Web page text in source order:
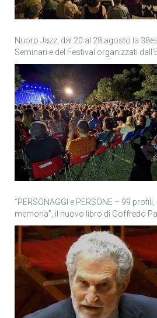
Nuoro Jazz, dal 20 al 28 agosto la
Seminari e del Festival organizzati
“PERSONAGGI e PERSONE – 99
memoria”, il nuovo libro di Goffredo